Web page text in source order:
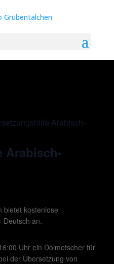
Arabisch-
Arabisch-
bietet kostenlose
Deutsch an.
Uhr ein Dolmetscher für
der Übersetzung von